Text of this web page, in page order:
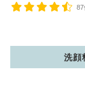
87
洗顔